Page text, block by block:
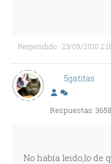
Respondido : 23/09/2010
5gatitas
Respuestas: 3658
No había leido,lo de